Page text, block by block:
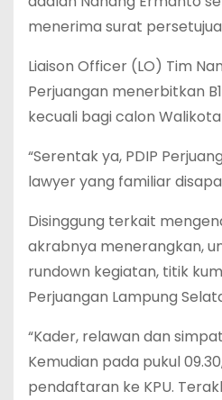
menerima surat
Liaison Officer (LO) Tim
Perjuangan menerbitkan
kecuali bagi calon
“Serentak ya, PDIP
lawyer yang familiar disapa
Disinggung terkait
akrabnya menerangkan,
rundown kegiatan, titik
Perjuangan Lampung
“Kader, relawan dan
Kemudian pada pukul
pendaftaran ke KPU.